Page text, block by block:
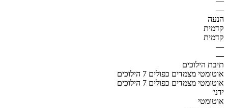
—
הנעה
קדמית
קדמית
—
—
תיבת הילוכים
אוטומטי מצמדים כפולים 7 הילוכים
אוטומטי מצמדים כפולים 7 הילוכים
ידני
אוטומטי